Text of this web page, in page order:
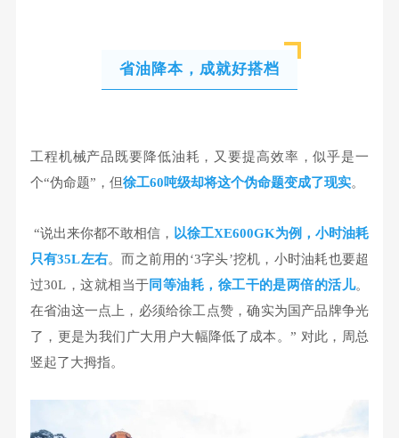
省油降本，成就好搭档
工程机械产品既要降低油耗，又要提高效率，似乎是一
个“伪命题”，但徐工60吨级却将这个伪命题变成了现实。
“说出来你都不敢相信， 以徐工XE600GK为例，小时油耗
只有35L左右。而之前用的‘3字头’挖机，小时油耗也要超
过30L，这就相当于同等油耗，徐工干的是两倍的活儿。
在省油这一点上，必须给徐工点赞，确实为国产品牌争光
了，更是为我们广大用户大幅降低了成本。” 对此，周总
竖起了大拇指。